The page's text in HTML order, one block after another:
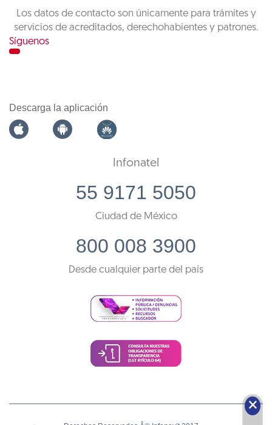
Los datos de contacto son únicamente para trámites y
servicios de acreditados, derechohabientes y patrones.
Síguenos
Descarga la aplicación
Infonatel
55 9171 5050
Ciudad de México
800 008 3900
Desde cualquier parte del país
🗙